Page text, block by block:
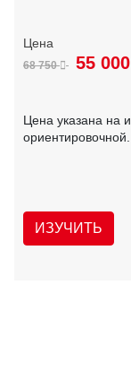
68 750 55 000
Цена указана на
ориентировочной.
ИЗУЧИТЬ